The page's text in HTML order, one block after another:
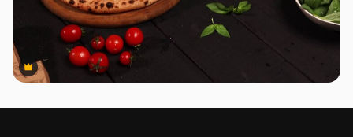
Premium
Premium